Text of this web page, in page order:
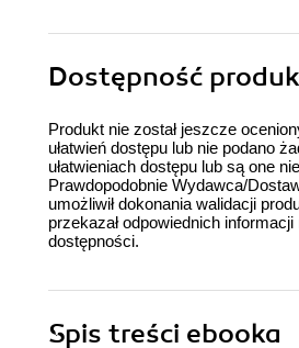
Dostępność
Produkt nie został jeszcze
ułatwień dostępu lub nie podano
ułatwieniach dostępu lub są one
Prawdopodobnie Wydawca/
umożliwił dokonania walidacji
przekazał odpowiednich
dostępności.
Spis treści ebooka